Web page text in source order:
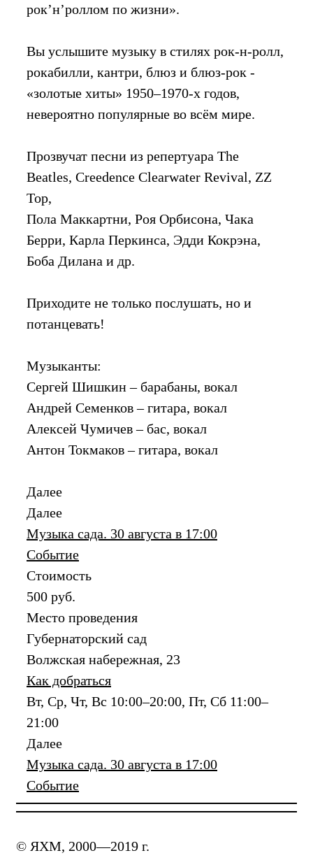
рок’н’роллом по жизни».
Вы услышите музыку в стилях рок-н-ролл,
рокабилли, кантри, блюз и блюз-рок -
«золотые хиты» 1950–1970-х годов,
невероятно популярные во всём мире.
Прозвучат песни из репертуара The
Beatles, Creedence Clearwater Revival, ZZ
Top,
Пола Маккартни, Роя Орбисона, Чака
Берри, Карла Перкинса, Эдди Кокрэна,
Боба Дилана и др.
Приходите не только послушать, но и
потанцевать!
Музыканты:
Сергей Шишкин – барабаны, вокал
Андрей Семенков – гитара, вокал
Алексей Чумичев – бас, вокал
Антон Токмаков – гитара, вокал
Далее
Далее
Музыка сада. 30 августа в 17:00
Событие
Стоимость
500 руб.
Место проведения
Губернаторский сад
Волжская набережная, 23
Как добраться
Вт, Ср, Чт, Вс 10:00–20:00, Пт, Сб 11:00–
21:00
Далее
Музыка сада. 30 августа в 17:00
Событие
© ЯХМ, 2000—2019 г.